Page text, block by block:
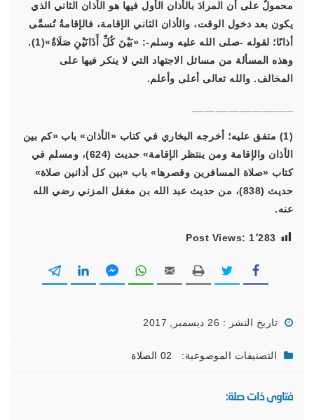
محمولٌ على أن المرادَ بالأذان الأول فيها هو الأذان الثاني الذي
يكون بعد دخول الوقت، والأذان الثاني الإقامة، فالإقامةُ تُسمَّى
أذانًا؛ لقوله -صلى الله عليه وسلم-: «بَيْنَ كُلِّ أَذَانَيْنِ صَلَاةٌ»(1).
وهذه المسألة من مسائل الاجتهاد التي لا ينكر فيها على
المخالف. والله تعالى أعلى وأعلم.
(1) متفق عليه؛ أخرجه البخاري في كتاب «الأذان» باب «كم بين
الأذان والإقامة ومن ينتظر الإقامة» حديث (624)، ومسلم في
كتاب «صلاة المسافرين وقصرها» باب «بين كل أذانين صلاة»
حديث (838)، من حديث عبد الله بن مغفل المزني رضي الله
عنه.
Post Views: 1٬283
تاريخ النشر : 26 ديسمبر, 2017
التصنيفات الموضوعية: 02 الصلاة
فتاوى ذات صلة: